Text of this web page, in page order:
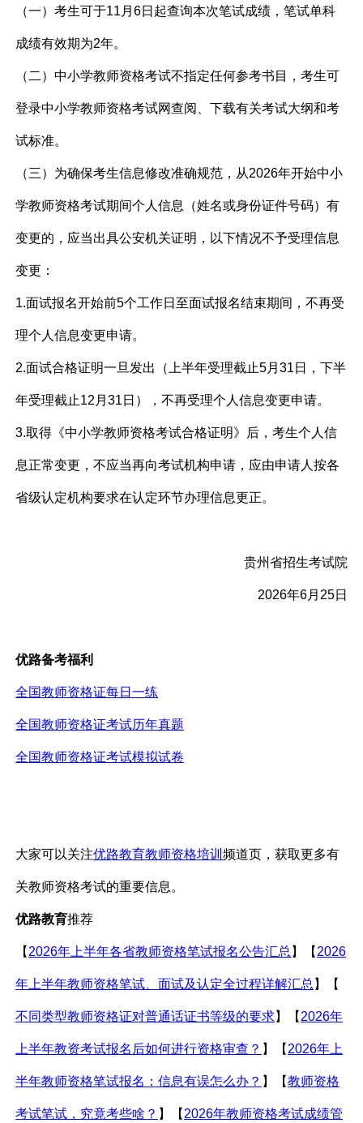
（一）考生可于11月6日起查询本次笔试成绩，笔试单科
成绩有效期为2年。
（二）中小学教师资格考试不指定任何参考书目，考生可
登录中小学教师资格考试网查阅、下载有关考试大纲和考
试标准。
（三）为确保考生信息修改准确规范，从2026年开始中小
学教师资格考试期间个人信息（姓名或身份证件号码）有
变更的，应当出具公安机关证明，以下情况不予受理信息
变更：
1.面试报名开始前5个工作日至面试报名结束期间，不再受
理个人信息变更申请。
2.面试合格证明一旦发出（上半年受理截止5月31日，下半
年受理截止12月31日），不再受理个人信息变更申请。
3.取得《中小学教师资格考试合格证明》后，考生个人信
息正常变更，不应当再向考试机构申请，应由申请人按各
省级认定机构要求在认定环节办理信息更正。
贵州省招生考试院
2026年6月25日
优路备考福利
全国教师资格证每日一练
全国教师资格证考试历年真题
全国教师资格证考试模拟试卷
大家可以关注优路教育教师资格培训频道页，获取更多有
关教师资格考试的重要信息。
优路教育推荐
【 2026年上半年各省教师资格笔试报名公告汇总 】【 2026
年上半年教师资格笔试、面试及认定全过程详解汇总 】【
不同类型教师资格证对普通话证书等级的要求】【 2026年
上半年教资考试报名后如何进行资格审查？ 】【 2026年上
半年教师资格笔试报名：信息有误怎么办？ 】【教师资格
考试笔试，究竟考些啥？ 】【 2026年教师资格考试成绩管